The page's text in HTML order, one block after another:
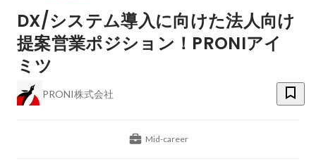
DX/システム導入に向けた法人向け
提案営業ポジション！PRONIアイ
ミツ
PRONI株式会社
Mid-career